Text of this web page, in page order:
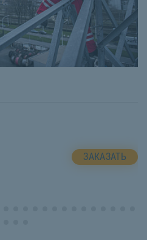
ЗАКАЗАТЬ